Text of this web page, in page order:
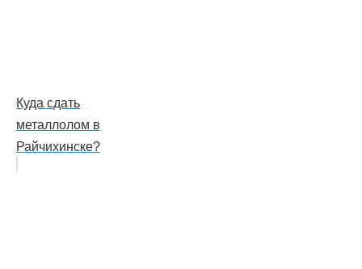
Куда сдать
металлолом в
Райчихинске?